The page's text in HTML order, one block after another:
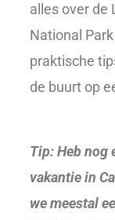
alles over de
National
praktische
de buurt op
Tip: Heb nog
vakantie in
we meestal